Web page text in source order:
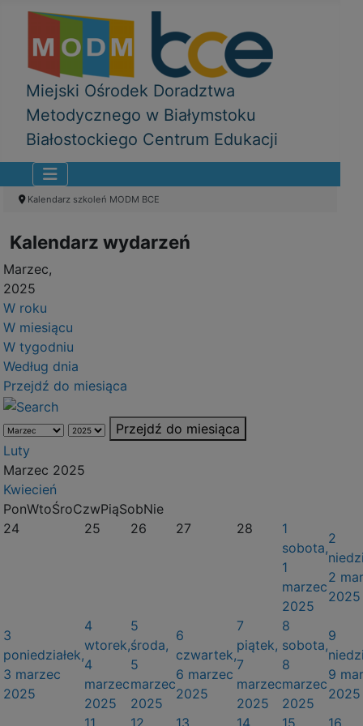
Miejski Ośrodek Doradztwa
Metodycznego w Białymstoku
Białostockiego Centrum Edukacji
Kalendarz szkoleń MODM BCE
Kalendarz wydarzeń
Marzec,
2025
W roku
W miesiącu
W tygodniu
Według dnia
Przejdź do miesiąca
Przejdź do miesiąca
Luty
Marzec 2025
Kwiecień
PonWtoŚroCzwPiąSobNie
24
25 26 27 28
1
sobota,
1
marzec
2025
2
2
2025
3
poniedziałek,
3 marzec
2025
4
wtorek,
4
marzec
2025
5
środa,
5
marzec
2025
6
czwartek,
6 marzec
2025
7
piątek,
7
marzec
2025
8
sobota,
8
marzec
2025
9
9
2025
11
12
13
14
15
16